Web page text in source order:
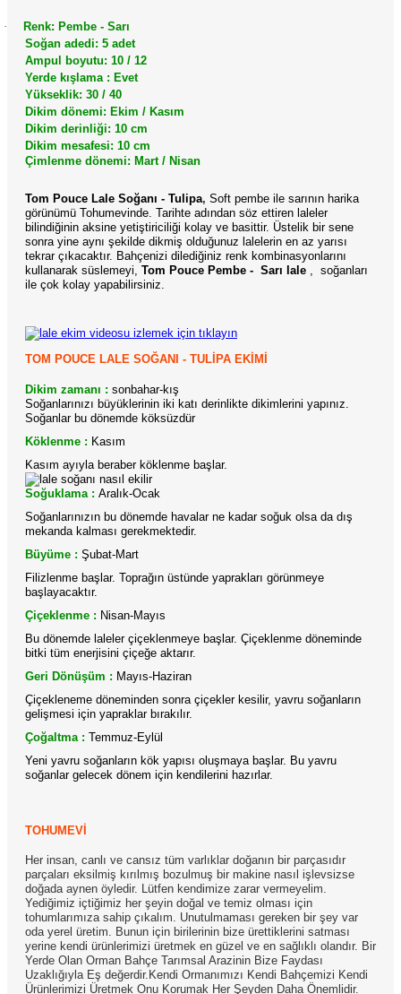
·
Renk: Pembe - Sarı
Soğan adedi: 5 adet
Ampul boyutu: 10 / 12
Yerde kışlama : Evet
Yükseklik: 30 / 40
Dikim dönemi: Ekim / Kasım
Dikim derinliği: 10 cm
Dikim mesafesi: 10 cm
Çimlenme dönemi: Mart / Nisan
Tom Pouce Lale Soğanı - Tulipa, Soft pembe ile sarının harika
görünümü Tohumevinde. Tarihte adından söz ettiren laleler
bilindiğinin aksine yetiştiriciliği kolay ve basittir. Üstelik bir sene
sonra yine aynı şekilde dikmiş olduğunuz lalelerin en az yarısı
tekrar çıkacaktır. Bahçenizi dilediğiniz renk kombinasyonlarını
kullanarak süslemeyi, Tom Pouce Pembe - Sarı lale , soğanları
ile çok kolay yapabilirsiniz.
lale ekim videosu izlemek için tıklayın
TOM POUCE LALE SOĞANI - TULİPA EKİMİ
Dikim zamanı : sonbahar-kış
Soğanlarınızı büyüklerinin iki katı derinlikte dikimlerini yapınız.
Soğanlar bu dönemde köksüzdür
Köklenme : Kasım
Kasım ayıyla beraber köklenme başlar.
Soğuklama : Aralık-Ocak
Soğanlarınızın bu dönemde havalar ne kadar soğuk olsa da dış
mekanda kalması gerekmektedir.
Büyüme : Şubat-Mart
Filizlenme başlar. Toprağın üstünde yaprakları görünmeye
başlayacaktır.
Çiçeklenme : Nisan-Mayıs
Bu dönemde laleler çiçeklenmeye başlar. Çiçeklenme döneminde
bitki tüm enerjisini çiçeğe aktarır.
Geri Dönüşüm : Mayıs-Haziran
Çiçekleneme döneminden sonra çiçekler kesilir, yavru soğanların
gelişmesi için yapraklar bırakılır.
Çoğaltma : Temmuz-Eylül
Yeni yavru soğanların kök yapısı oluşmaya başlar. Bu yavru
soğanlar gelecek dönem için kendilerini hazırlar.
TOHUMEVİ
Her insan, canlı ve cansız tüm varlıklar doğanın bir parçasıdır
parçaları eksilmiş kırılmış bozulmuş bir makine nasıl işlevsizse
doğada aynen öyledir. Lütfen kendimize zarar vermeyelim.
Yediğimiz içtiğimiz her şeyin doğal ve temiz olması için
tohumlarımıza sahip çıkalım. Unutulmaması gereken bir şey var
oda yerel üretim. Bunun için birilerinin bize ürettiklerini satması
yerine kendi ürünlerimizi üretmek en güzel ve en sağlıklı olandır. Bir
Yerde Olan Orman Bahçe Tarımsal Arazinin Bize Faydası
Uzaklığıyla Eş değerdir.Kendi Ormanımızı Kendi Bahçemizi Kendi
Ürünlerimizi Üretmek Onu Korumak Her Şeyden Daha Önemlidir.